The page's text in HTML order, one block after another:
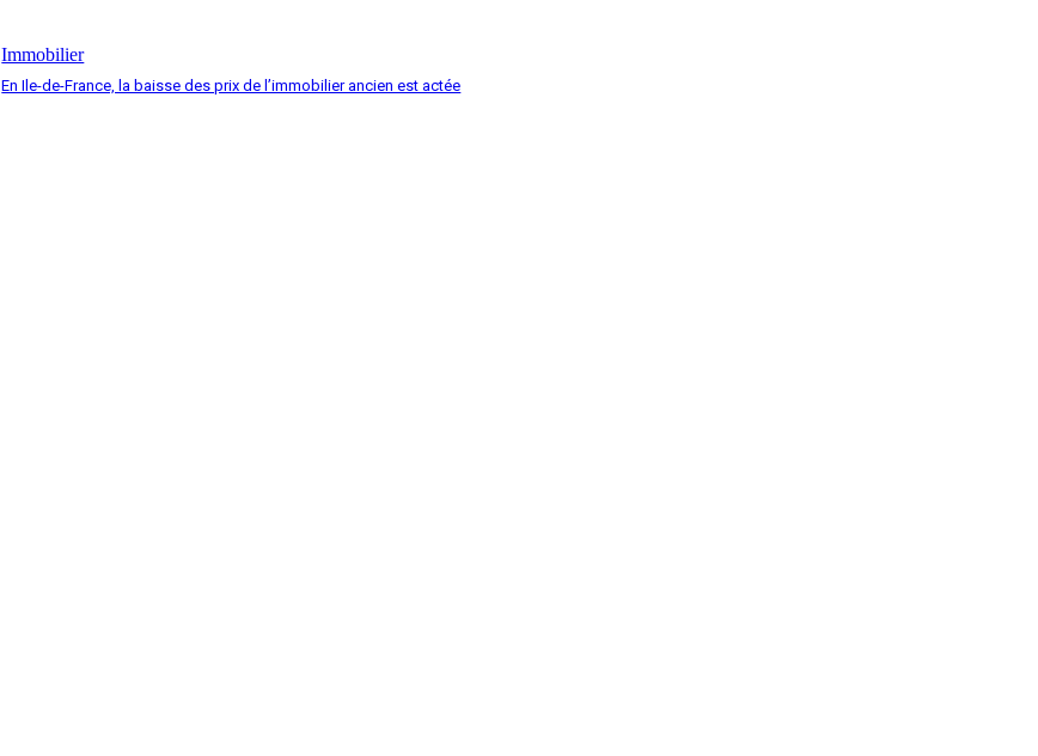
Immobilier
En Ile-de-France, la baisse des prix de l’immobilier ancien est actée